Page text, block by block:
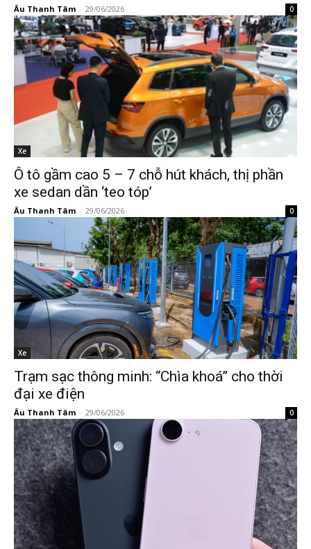
Âu Thanh Tâm - 29/06/2026 0
Xe
Ô tô gầm cao 5 – 7 chỗ hút khách, thị phần
xe sedan dần ‘teo tóp’
Âu Thanh Tâm - 29/06/2026 0
Xe
Trạm sạc thông minh: “Chìa khoá” cho thời
đại xe điện
Âu Thanh Tâm - 29/06/2026 0